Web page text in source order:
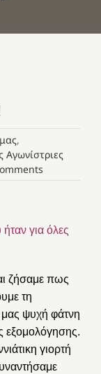
,
Αγωνίστριες
για όλες
ζήσαμε πως
τη
ψυχή φάτνη
εξομολόγησης.
γιορτή